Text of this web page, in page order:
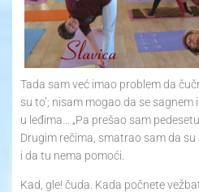
Tada sam već imao problem da
su to’; nisam mogao da se sagnem
u leđima… „Pa prešao sam
Drugim rečima, smatrao sam da
i da tu nema pomoći.
Kad, gle! čuda. Kada počnete